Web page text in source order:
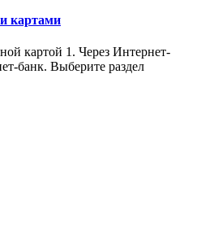
картами
картой 1. Через Интернет-
банк. Выберите раздел